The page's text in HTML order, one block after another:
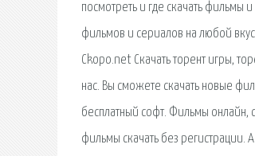
посмотреть и где скачать
фильмов и сериалов на любой
Ckopo.net Скачать торент игры,
нас. Вы сможете скачать новые
бесплатный софт. Фильмы онлайн,
фильмы скачать без регистрации.